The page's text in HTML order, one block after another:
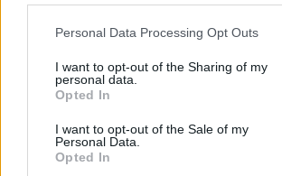
Please note that this website/app uses one
not limited to your visit or usage behaviour.
grant or deny consent to Google and its
use your data for below specified purposes
consent section.
Personal Data Processing Opt Outs
I want to opt-out of the Sharing of my
personal data.
Opted In
I want to opt-out of the Sale of my
Personal Data.
Opted In
KaršUkrainā ieiet
bīstamā eskalācijas
civiliedzīvotāju
bojāejas risks
Ieva